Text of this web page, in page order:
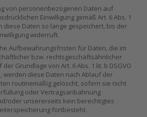
von personenbezogenen Daten auf
Einwilligung gemäß Art. 6 Abs. 1
diese Daten so lange gespeichert, bis der
widerruft.
Aufbewahrungsfristen für Daten, die im
bzw. rechtsgeschäftsähnlicher
Grundlage von Art. 6 Abs. 1 lit. b DSGVO
werden diese Daten nach Ablauf der
routinemäßig gelöscht, sofern sie nicht
oder Vertragsanbahnung
oder unsererseits kein berechtigtes
fortbesteht.